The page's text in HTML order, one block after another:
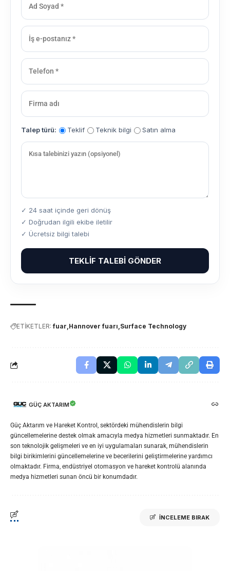
Talep türü: Teklif Teknik bilgi Satın alma
✓ 24 saat içinde geri dönüş
✓ Doğrudan ilgili ekibe iletilir
✓ Ücretsiz bilgi talebi
TEKLIF TALEBI GÖNDER
ETİKETLER: fuar Hannover fuarı Surface Technology
GÜÇ AKTARIM
Güç Aktarım ve Hareket Kontrol, sektördeki mühendislerin bilgi
güncellemelerine destek olmak amacıyla medya hizmetleri sunmaktadır. En
son teknolojik gelişmeleri ve en iyi uygulamaları sunarak, mühendislerin
bilgi birikimlerini güncellemelerine ve becerilerini geliştirmelerine yardımcı
olmaktadır. Firma, endüstriyel otomasyon ve hareket kontrolü alanında
medya hizmetleri sunan öncü bir konumdadır.
İNCELEME BIRAK